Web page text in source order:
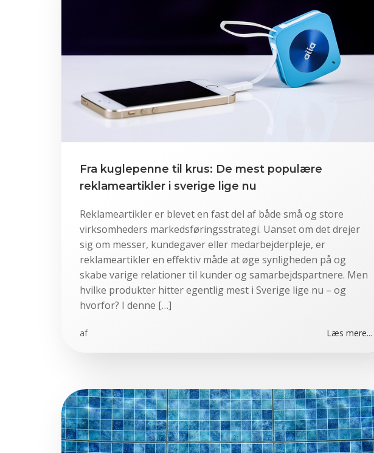
Fra kuglepenne til krus: De mest populære
reklameartikler i sverige lige nu
Reklameartikler er blevet en fast del af både små og store
virksomheders markedsføringsstrategi. Uanset om det drejer
sig om messer, kundegaver eller medarbejderpleje, er
reklameartikler en effektiv måde at øge synligheden på og
skabe varige relationer til kunder og samarbejdspartnere. Men
hvilke produkter hitter egentlig mest i Sverige lige nu – og
hvorfor? I denne […]
af Læs mere...